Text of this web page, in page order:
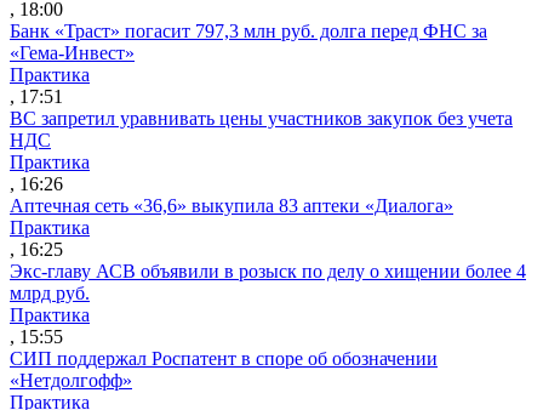
, 18:00
Банк «Траст» погасит 797,3 млн руб. долга перед ФНС за
«Гема-Инвест»
Практика
, 17:51
ВС запретил уравнивать цены участников закупок без учета
НДС
Практика
, 16:26
Аптечная сеть «36,6» выкупила 83 аптеки «Диалога»
Практика
, 16:25
Экс-главу АСВ объявили в розыск по делу о хищении более 4
млрд руб.
Практика
, 15:55
СИП поддержал Роспатент в споре об обозначении
«Нетдолгофф»
Практика